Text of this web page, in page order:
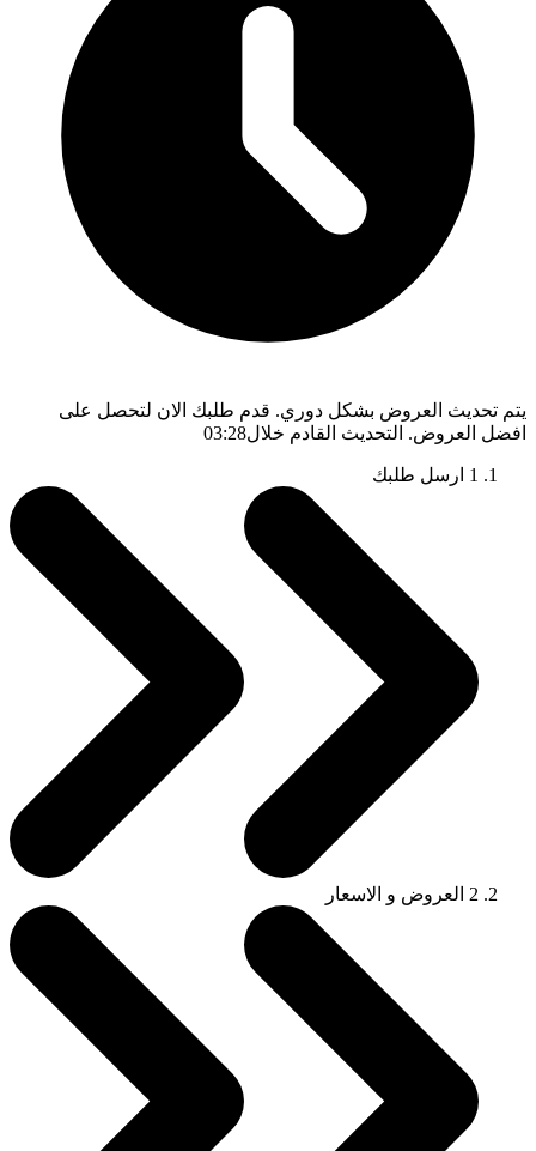
يتم تحديث العروض بشكل دوري. قدم طلبك الان لتحصل على
افضل العروض. التحديث القادم خلال03:27
1 ارسل طلبك
2 العروض و الاسعار